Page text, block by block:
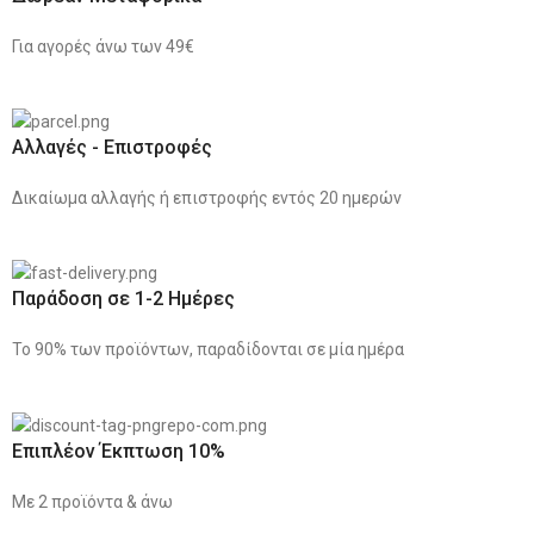
Για αγορές άνω των 49€
Αλλαγές - Επιστροφές
Δικαίωμα αλλαγής ή επιστροφής εντός 20 ημερών
Παράδοση σε 1-2 Ημέρες
Το 90% των προϊόντων, παραδίδονται σε μία ημέρα
Επιπλέον Έκπτωση 10%
Με 2 προϊόντα & άνω